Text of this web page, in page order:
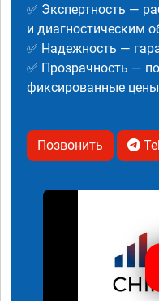
✅ Экспертность —
и диагностическим
✅ Надежность —
✅ Прозрачность —
фиксированные
Позвонить